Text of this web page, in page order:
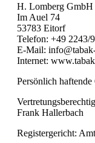
H. Lomberg
Im Auel 74
53783 Eitorf
Telefon: +49 2243/
E-Mail:
Internet:
Persönlich
Frank Hallerbach
Registergericht: